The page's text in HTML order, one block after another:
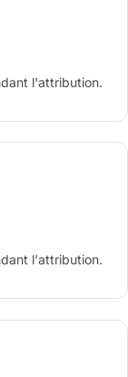
l'attribution.
l'attribution.